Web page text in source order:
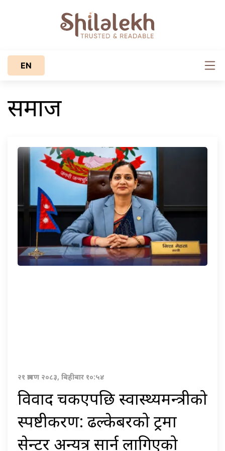
EN
समाज
२१ श्रावण २०८३, बिहीबार १०:५४
विवाद चर्किएपछि स्वास्थ्यमन्त्रीको
स्पष्टीकरण: ढल्केबरको ट्रमा
सेन्टर अन्यत्र सार्न लागिएको